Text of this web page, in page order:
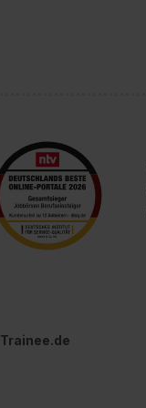
Trainee.de